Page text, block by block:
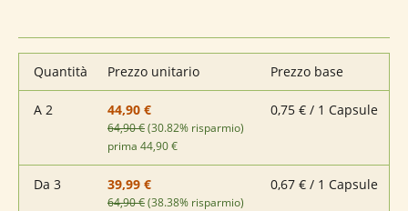
Quantità Prezzo unitario Prezzo base
A 2 44,90 €
64,90 €(30.82% risparmio)
prima 44,90 €
0,75 € / 1 Capsule
Da 3 39,99 €
64,90 €(38.38% risparmio)
0,67 € / 1 Capsule